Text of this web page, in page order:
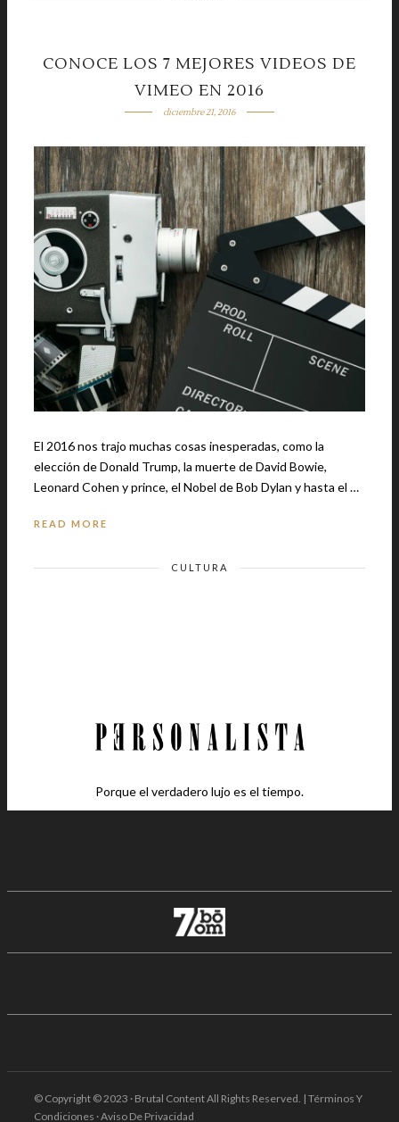
CONOCE LOS 7 MEJORES VIDEOS DE
VIMEO EN 2016
diciembre 21, 2016
El 2016 nos trajo muchas cosas inesperadas, como la
elección de Donald Trump, la muerte de David Bowie,
Leonard Cohen y prince, el Nobel de Bob Dylan y hasta el …
READ MORE
CULTURA
Porque el verdadero lujo es el tiempo.
© Copyright © 2023 · Brutal Content All Rights Reserved. | Términos Y
Condiciones · Aviso De Privacidad